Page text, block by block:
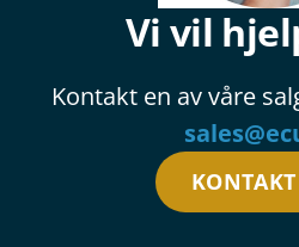
Vi vil
Kontakt en av våre